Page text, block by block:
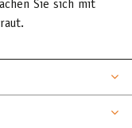
Sie sich mit